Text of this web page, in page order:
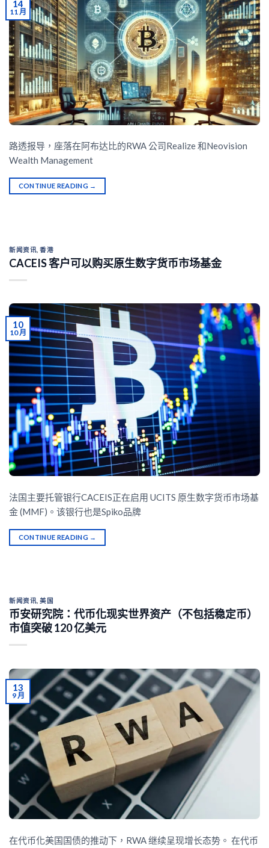
14
11 月
路透报导，座落在阿布达比的RWA 公司Realize 和Neovision
Wealth Management
CONTINUE READING →
新闻资讯 ,香港
CACEIS 客户可以购买原生数字货币市场基金
10
10 月
法国主要托管银行CACEIS正在启用 UCITS 原生数字货币市场基
金 (MMF)。该银行也是Spiko品牌
CONTINUE READING →
新闻资讯 ,美国
币安研究院：代币化现实世界资产（不包括稳定币）
市值突破 120 亿美元
13
9 月
在代币化美国国债的推动下，RWA 继续呈现增长态势。 在代币